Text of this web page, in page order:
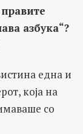
азбука“?
една и
која на
со